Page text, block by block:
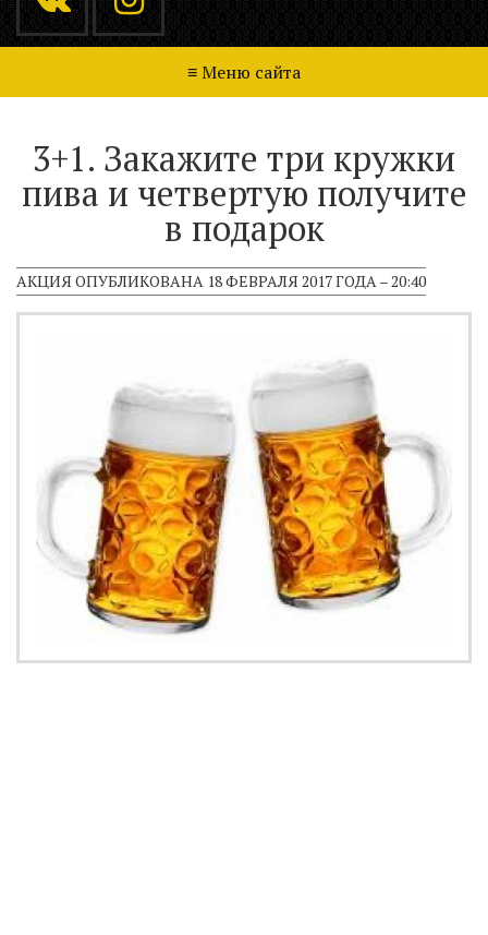
≡ Меню сайта
Напитки Галерея Новости Контакты
3+1. Закажите три кружки
пива и четвертую получите
в подарок
АКЦИЯ ОПУБЛИКОВАНА 18 ФЕВРАЛЯ 2017 ГОДА – 20:40